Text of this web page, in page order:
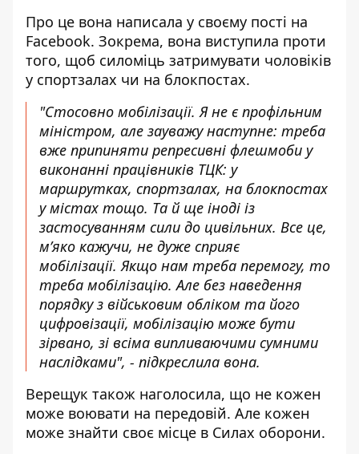
Про це вона написала у своєму пості на
Facebook. Зокрема, вона виступила проти
того, щоб силоміць затримувати чоловіків
у спортзалах чи на блокпостах.
"Стосовно мобілізації. Я не є профільним
міністром, але зауважу наступне: треба
вже припиняти репресивні флешмоби у
виконанні працівників ТЦК: у
маршрутках, спортзалах, на блокпостах
у містах тощо. Та й ще іноді із
застосуванням сили до цивільних. Все це,
мʼяко кажучи, не дуже сприяє
мобілізації. Якщо нам треба перемогу, то
треба мобілізацію. Але без наведення
порядку з військовим обліком та його
цифровізації, мобілізацію може бути
зірвано, зі всіма випливаючими сумними
наслідками", - підкреслила вона.
Верещук також наголосила, що не кожен
може воювати на передовій. Але кожен
може знайти своє місце в Силах оборони.